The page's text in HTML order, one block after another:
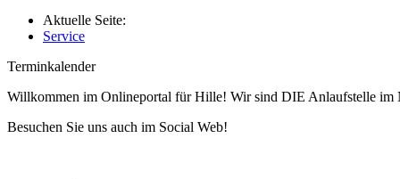
Aktuelle Seite:
Service
Terminkalender
Willkommen im Onlineportal für Hille! Wir sind DIE Anlaufstelle im
Besuchen Sie uns auch im Social Web!